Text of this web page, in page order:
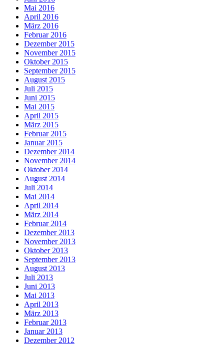
Mai 2016
April 2016
März 2016
Februar 2016
Dezember 2015
November 2015
Oktober 2015
September 2015
August 2015
Juli 2015
Juni 2015
Mai 2015
April 2015
März 2015
Februar 2015
Januar 2015
Dezember 2014
November 2014
Oktober 2014
August 2014
Juli 2014
Mai 2014
April 2014
März 2014
Februar 2014
Dezember 2013
November 2013
Oktober 2013
September 2013
August 2013
Juli 2013
Juni 2013
Mai 2013
April 2013
März 2013
Februar 2013
Januar 2013
Dezember 2012